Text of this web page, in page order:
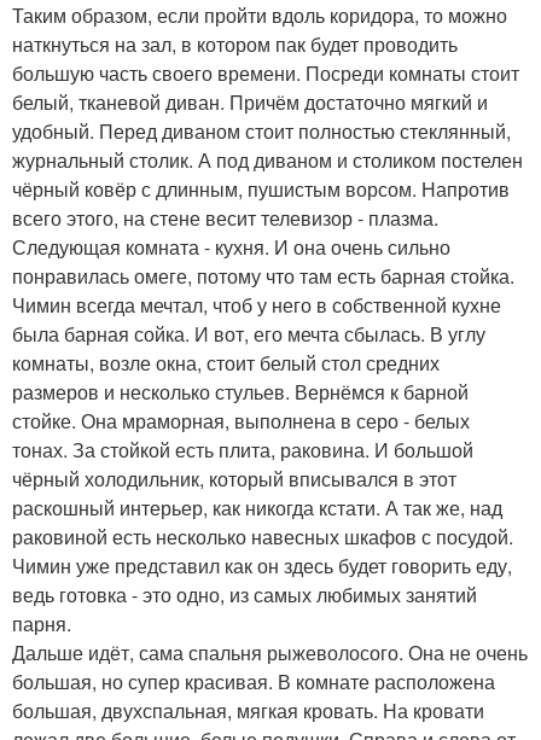
Таким образом, если пройти вдоль коридора, то можно
наткнуться на зал, в котором пак будет проводить
большую часть своего времени. Посреди комнаты стоит
белый, тканевой диван. Причём достаточно мягкий и
удобный. Перед диваном стоит полностью стеклянный,
журнальный столик. А под диваном и столиком постелен
чёрный ковёр с длинным, пушистым ворсом. Напротив
всего этого, на стене весит телевизор - плазма.
Следующая комната - кухня. И она очень сильно
понравилась омеге, потому что там есть барная стойка.
Чимин всегда мечтал, чтоб у него в собственной кухне
была барная сойка. И вот, его мечта сбылась. В углу
комнаты, возле окна, стоит белый стол средних
размеров и несколько стульев. Вернёмся к барной
стойке. Она мраморная, выполнена в серо - белых
тонах. За стойкой есть плита, раковина. И большой
чёрный холодильник, который вписывался в этот
раскошный интерьер, как никогда кстати. А так же, над
раковиной есть несколько навесных шкафов с посудой.
Чимин уже представил как он здесь будет говорить еду,
ведь готовка - это одно, из самых любимых занятий
парня.
Дальше идёт, сама спальня рыжеволосого. Она не очень
большая, но супер красивая. В комнате расположена
большая, двухспальная, мягкая кровать. На кровати